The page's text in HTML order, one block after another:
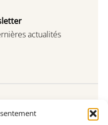
actualités